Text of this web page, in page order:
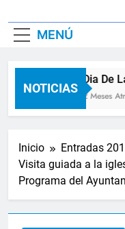
MENÚ
NOTICIAS
Dia De
2 Meses
Inicio
Entradas
Visita guiada a la
Programa del